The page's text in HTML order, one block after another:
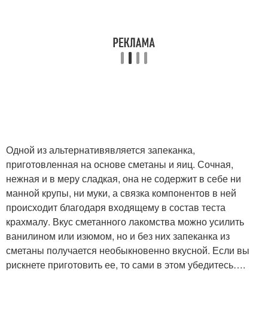
Одной из альтернативявляется запеканка,
приготовленная на основе сметаны и яиц. Сочная,
нежная и в меру сладкая, она не содержит в себе ни
манной крупы, ни муки, а связка компонентов в ней
происходит благодаря входящему в состав теста
крахмалу. Вкус сметанного лакомства можно усилить
ванилином или изюмом, но и без них запеканка из
сметаны получается необыкновенно вкусной. Если вы
рискнете приготовить ее, то сами в этом убедитесь….